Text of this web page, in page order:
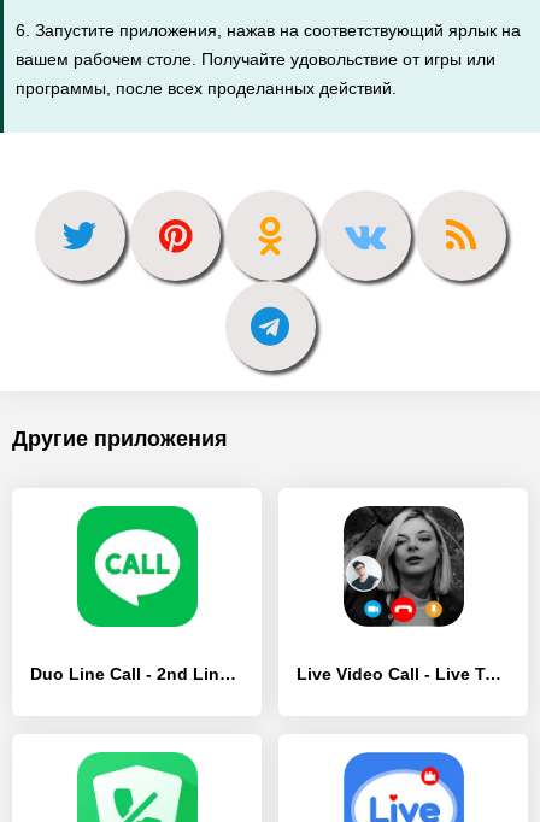
6. Запустите приложения, нажав на соответствующий ярлык на
вашем рабочем столе. Получайте удовольствие от игры или
программы, после всех проделанных действий.
Другие приложения
Duo Line Call - 2nd Line Call - [Премиум версия] Live Video Call - Live Talk - [Полная версия]